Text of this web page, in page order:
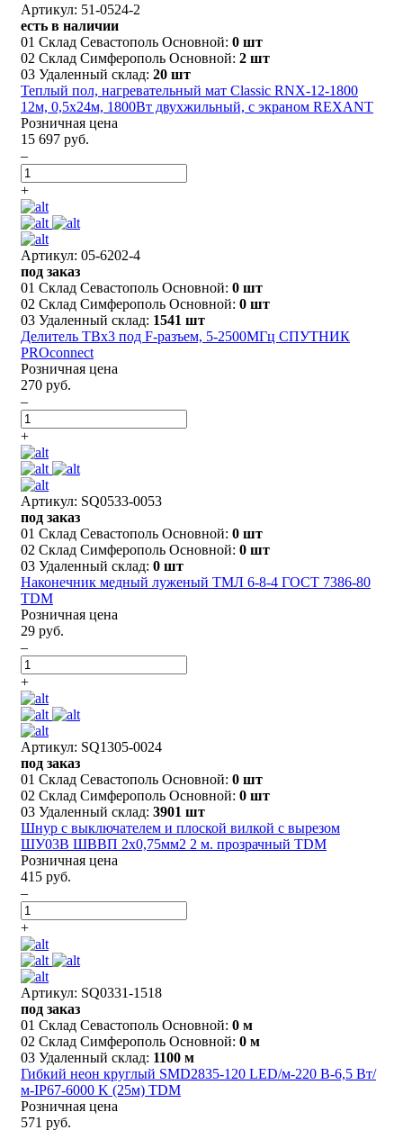
Артикул: 51-0524-2
есть в наличии
01 Склад Севастополь Основной: 0 шт
02 Склад Симферополь Основной: 2 шт
03 Удаленный склад: 20 шт
Теплый пол, нагревательный мат Classic RNX-12-1800
12м, 0,5х24м, 1800Вт двухжильный, с экраном REXANT
Розничная цена
15 697 руб.
–
+
Артикул: 05-6202-4
под заказ
01 Склад Севастополь Основной: 0 шт
02 Склад Симферополь Основной: 0 шт
03 Удаленный склад: 1541 шт
Делитель ТВх3 под F-разъем, 5-2500МГц СПУТНИК
PROconnect
Розничная цена
270 руб.
–
+
Артикул: SQ0533-0053
под заказ
01 Склад Севастополь Основной: 0 шт
02 Склад Симферополь Основной: 0 шт
03 Удаленный склад: 0 шт
Наконечник медный луженый ТМЛ 6-8-4 ГОСТ 7386-80
TDM
Розничная цена
29 руб.
–
+
Артикул: SQ1305-0024
под заказ
01 Склад Севастополь Основной: 0 шт
02 Склад Симферополь Основной: 0 шт
03 Удаленный склад: 3901 шт
Шнур с выключателем и плоской вилкой с вырезом
ШУ03В ШВВП 2х0,75мм2 2 м. прозрачный TDM
Розничная цена
415 руб.
–
+
Артикул: SQ0331-1518
под заказ
01 Склад Севастополь Основной: 0 м
02 Склад Симферополь Основной: 0 м
03 Удаленный склад: 1100 м
Гибкий неон круглый SMD2835-120 LED/м-220 В-6,5 Вт/
м-IP67-6000 K (25м) TDM
Розничная цена
571 руб.